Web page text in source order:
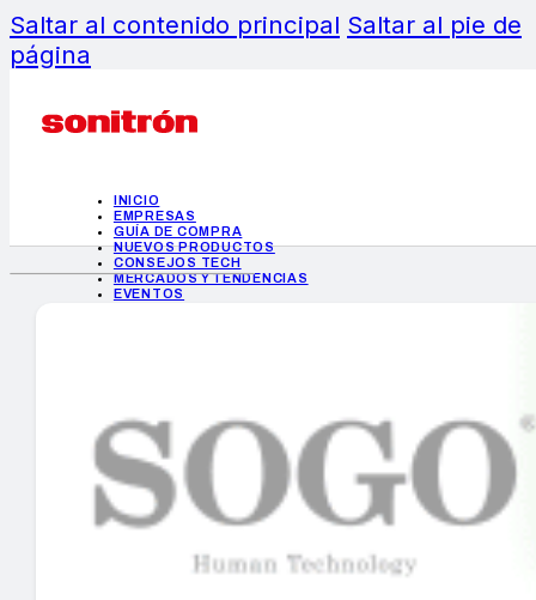
Saltar al contenido principal Saltar al pie de
página
INICIO
EMPRESAS
GUÍA DE COMPRA
NUEVOS PRODUCTOS
CONSEJOS TECH
MERCADOS Y TENDENCIAS
EVENTOS
INICIO
EMPRESAS
GUÍA DE COMPRA